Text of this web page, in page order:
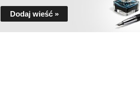
Dodaj wieść »